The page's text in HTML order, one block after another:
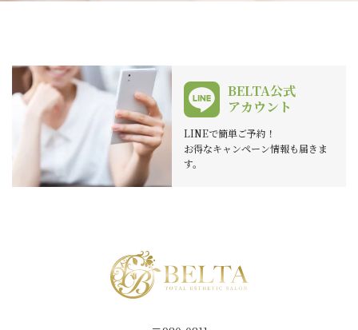
BELTA公式
アカウント
LINEで簡単ご予約！
お得なキャンペーン情報も届きま
す。